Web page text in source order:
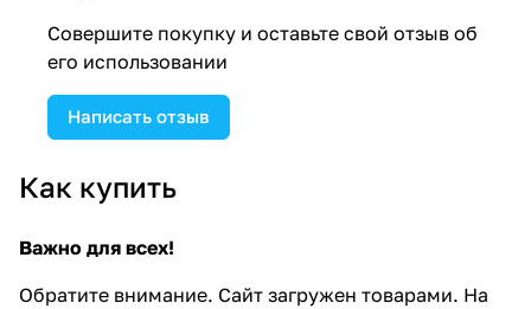
Совершите покупку и оставьте свой отзыв об
его использовании
Написать отзыв
Как купить
Важно для всех!
Обратите внимание. Сайт загружен товарами. На